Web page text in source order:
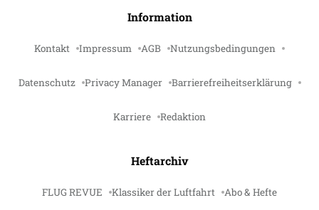
Information
Kontakt Impressum AGB Nutzungsbedingungen
Datenschutz Privacy Manager Barrierefreiheitserklärung
Karriere Redaktion
Heftarchiv
FLUG REVUE Klassiker der Luftfahrt Abo & Hefte